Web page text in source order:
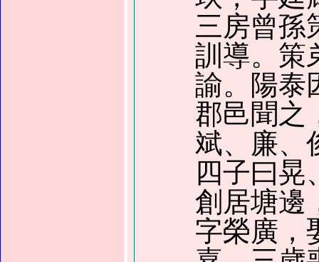
三房曾孫
訓導。策
諭。陽泰
郡邑聞之
斌、廉、
四子曰晃
創居塘邊
字榮廣，